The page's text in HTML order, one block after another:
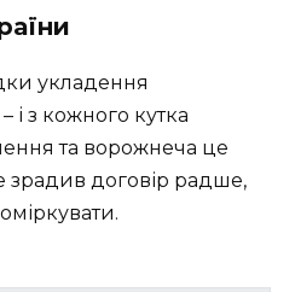
укладення
і з кожного кутка
та ворожнеча це
зрадив договір радше,